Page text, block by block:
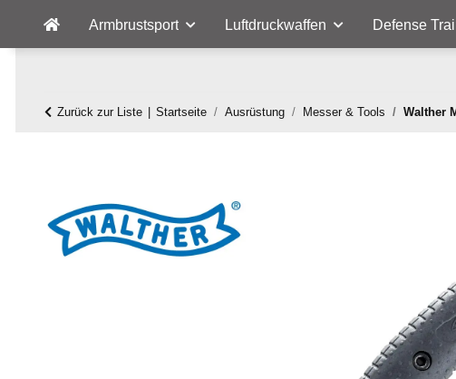
Armbrustsport Luftdruckwaffen Defense
Zurück zur Liste Startseite Ausrüstung Messer & Tools Walther